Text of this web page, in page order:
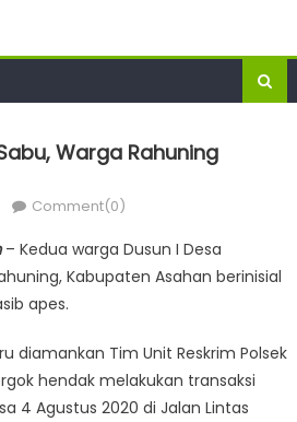
Warga Rahuning
Comment(0)
– Kedua warga Dusun I Desa
Kabupaten Asahan berinisial
apes.
diamankan Tim Unit Reskrim Polsek
hendak melakukan transaksi
4 Agustus 2020 di Jalan Lintas